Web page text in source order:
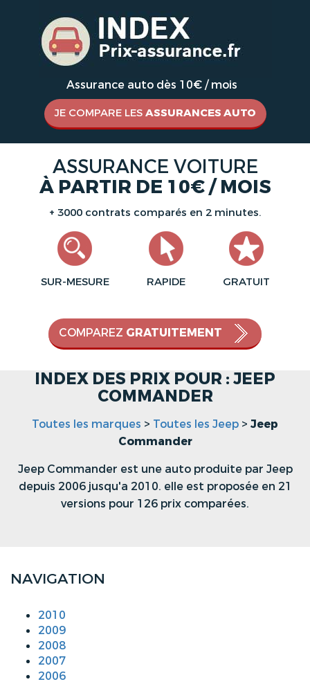
Assurance auto dès 10€ / mois
JE COMPARE LES ASSURANCES AUTO
ASSURANCE VOITURE
À PARTIR DE 10€ / MOIS
+ 3000 contrats comparés en 2 minutes.
SUR-MESURE RAPIDE GRATUIT
COMPAREZ GRATUITEMENT
INDEX DES PRIX POUR : JEEP
COMMANDER
Toutes les marques > Toutes les Jeep > Jeep
Commander
Jeep Commander est une auto produite par Jeep
depuis 2006 jusqu'a 2010. elle est proposée en 21
versions pour 126 prix comparées.
NAVIGATION
2010
2009
2008
2007
2006